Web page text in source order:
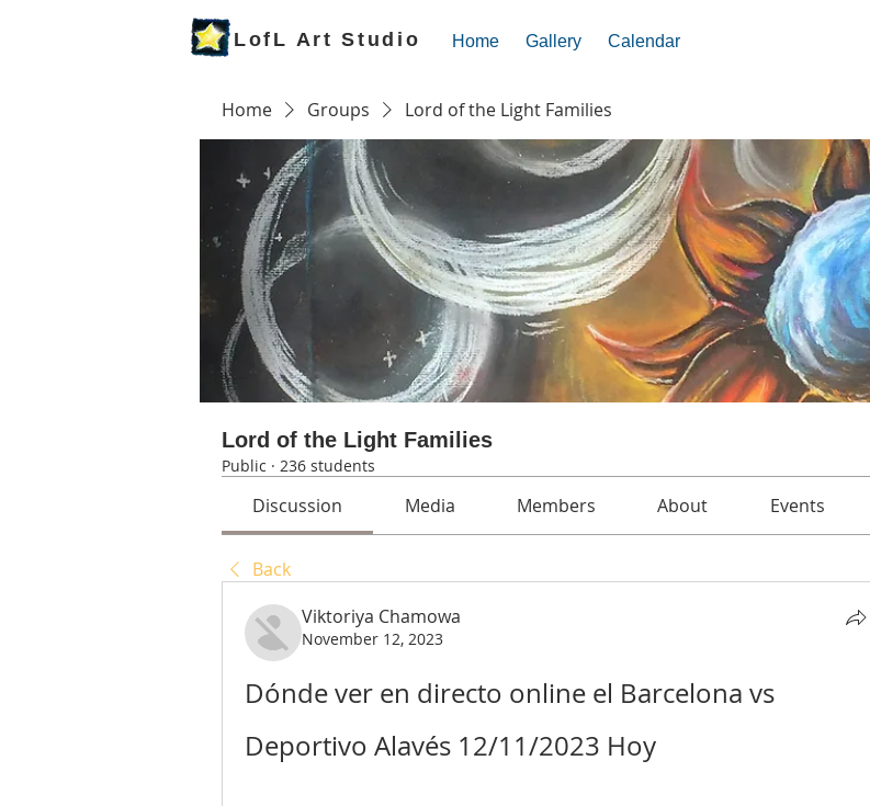
LofL Art Studio Home Gallery Calendar
Home Groups Lord of the Light Families
Lord of the Light Families
Public · 236 students
Discussion Media Members About Events
Back
Viktoriya Chamowa
November 12, 2023
Dónde ver en directo online el Barcelona vs
Deportivo Alavés 12/11/2023 Hoy